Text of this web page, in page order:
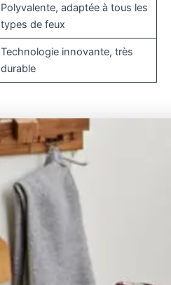
Polyvalente, adaptée à tous les
types de feux
Technologie innovante, très
durable